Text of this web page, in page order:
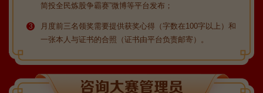
简投全民炼股争霸赛”微博等平台发布；
3
月度前三名领奖需要提供获奖心得（字数在100字以上）和
一张本人与证书的合照（证书由平台负责邮寄）。